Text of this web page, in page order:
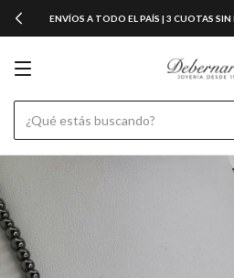
ENVÍOS A TODO EL PAÍS | 3 CUOTAS